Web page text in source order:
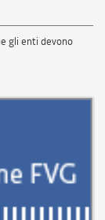
gli enti devono